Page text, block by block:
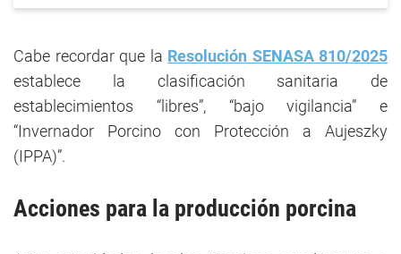
Cabe recordar que la Resolución SENASA 810/2025
establece la clasificación sanitaria de
establecimientos “libres”, “bajo vigilancia” e
“Invernador Porcino con Protección a Aujeszky
(IPPA)”.
Acciones para la producción porcina